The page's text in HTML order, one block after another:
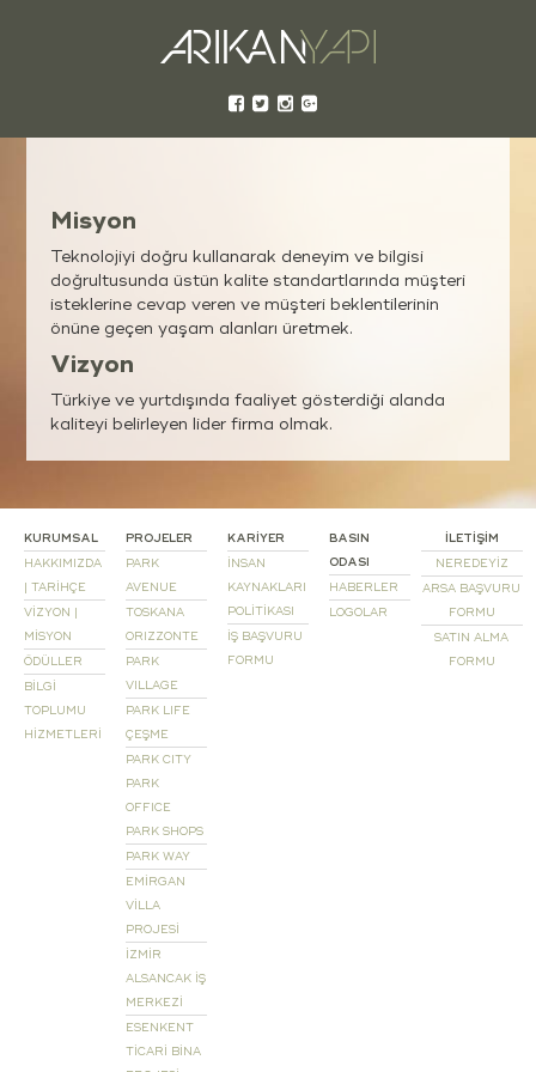
Misyon
Teknolojiyi doğru kullanarak deneyim ve bilgisi
doğrultusunda üstün kalite standartlarında müşteri
isteklerine cevap veren ve müşteri beklentilerinin
önüne geçen yaşam alanları üretmek.
Vizyon
Türkiye ve yurtdışında faaliyet gösterdiği alanda
kaliteyi belirleyen lider firma olmak.
KURUMSAL
HAKKIMIZDA
| TARİHÇE
VİZYON |
MİSYON
ÖDÜLLER
BİLGİ
TOPLUMU
HİZMETLERİ
PROJELER
PARK
AVENUE
TOSKANA
ORIZZONTE
PARK
VILLAGE
PARK LIFE
ÇEŞME
PARK CITY
PARK
OFFICE
PARK SHOPS
PARK WAY
EMİRGAN
VİLLA
PROJESİ
İZMİR
ALSANCAK İŞ
MERKEZİ
ESENKENT
TİCARİ BİNA
KARİYER
İNSAN
KAYNAKLARI
POLİTİKASI
İŞ BAŞVURU
FORMU
BASIN
ODASI
HABERLER
LOGOLAR
İLETİŞİM
NEREDEYİZ
ARSA BAŞVURU
FORMU
SATIN ALMA
FORMU